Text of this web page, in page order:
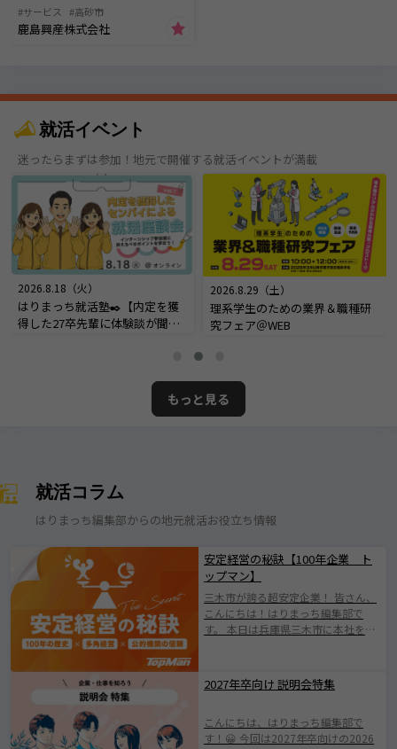
サービス 高砂市
鹿島興産株式会社
就活イベント
迷ったらまずは参加！地元で開催する就活イベントが満載
2026.8.18（火）
はりまっち就活塾✒️【内定を獲
得した27卒先輩に体験談が聞け
2026.8.29（土）
理系学生のための業界＆職種研
究フェア＠WEB
もっと見る
就活コラム
はりまっち編集部からの地元就活お役立ち情報
安定経営の秘訣【100年企業 ト
ップマン】
三木市が誇る超安定企業！ 皆さん、
こんにちは！はりまっち編集部で
す。 本日は兵庫県三木市に本社を構
1924年の創業以来、100年にわたり
地域とともに歩んできた歴史ある企
として知られる三木市に根ざした会
社で伝統を守りながらも、 新たな価
2027年卒向け 説明会特集
こんにちは、はりまっち編集部で
す！😀 今回は2027年卒向けの2026